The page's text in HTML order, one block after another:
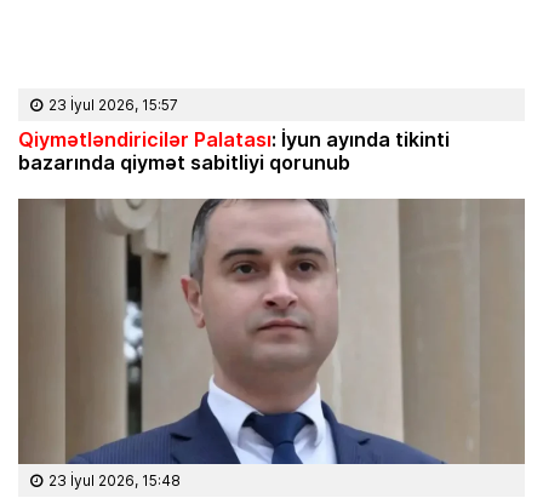
23 İyul 2026, 15:57
Qiymətləndiricilər Palatası: İyun ayında tikinti
bazarında qiymət sabitliyi qorunub
23 İyul 2026, 15:48